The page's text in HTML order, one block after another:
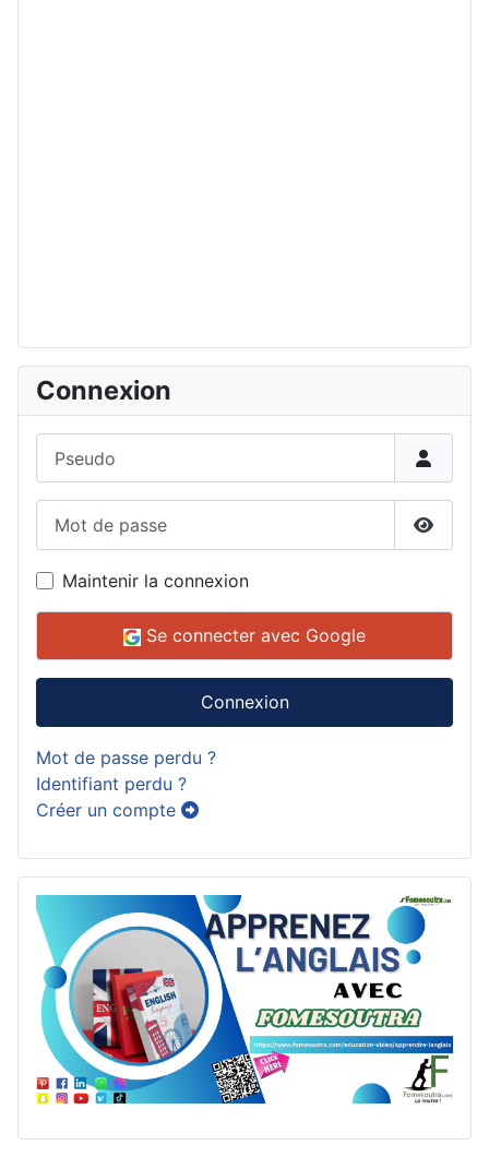
Connexion
Maintenir la connexion
Se connecter avec Google
Connexion
Mot de passe perdu ?
Identifiant perdu ?
Créer un compte